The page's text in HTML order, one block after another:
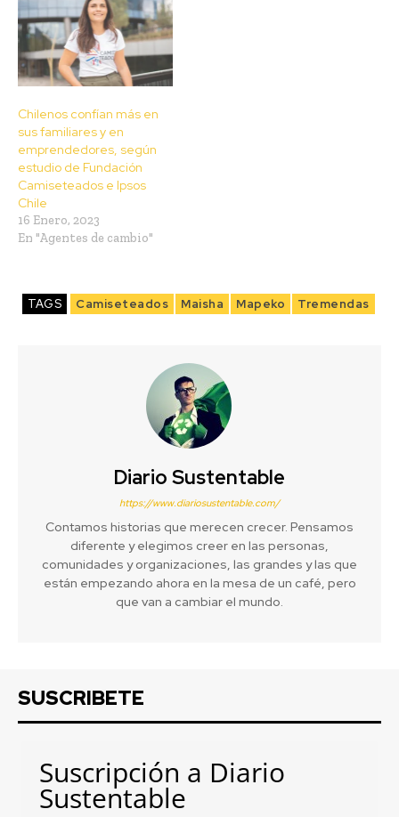
Chilenos confían más en
sus familiares y en
emprendedores, según
estudio de Fundación
Camiseteados e Ipsos
Chile
16 Enero, 2023
En "Agentes de cambio"
TAGS Camiseteados Maisha Mapeko Tremendas
Diario Sustentable
https://www.diariosustentable.com/
Contamos historias que merecen crecer. Pensamos
diferente y elegimos creer en las personas,
comunidades y organizaciones, las grandes y las que
están empezando ahora en la mesa de un café, pero
que van a cambiar el mundo.
SUSCRIBETE
Suscripción a Diario
Sustentable